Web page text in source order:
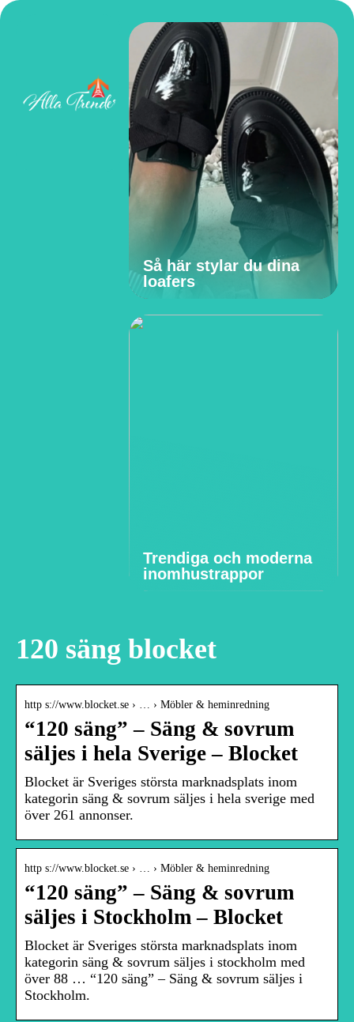
Så här stylar du dina
loafers
Trendiga och moderna
inomhustrappor
120 säng blocket
http s://www.blocket.se › … › Möbler & heminredning
“120 säng” – Säng & sovrum
säljes i hela Sverige – Blocket
Blocket är Sveriges största marknadsplats inom
kategorin säng & sovrum säljes i hela sverige med
över 261 annonser.
http s://www.blocket.se › … › Möbler & heminredning
“120 säng” – Säng & sovrum
säljes i Stockholm – Blocket
Blocket är Sveriges största marknadsplats inom
kategorin säng & sovrum säljes i stockholm med
över 88 … “120 säng” – Säng & sovrum säljes i
Stockholm.